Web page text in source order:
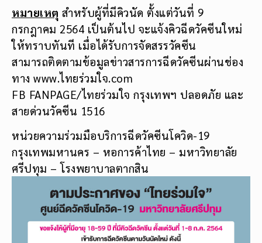
หมายเหตุ สำหรับผู้ที่มีคิวนัด ตั้งแต่วันที่ 9
กรกฎาคม 2564 เป็นต้นไป จะแจ้งคิวฉีดวัคซีนใหม่
ให้ทราบทันที เมื่อได้รับการจัดสรรวัคซีน
สามารถติดตามข้อมูลข่าวสารการฉีดวัคซีนผ่านช่อง
ทาง www.ไทยร่วมใจ.com
FB FANPAGE/ไทยร่วมใจ กรุงเทพฯ ปลอดภัย และ
สายด่วนวัคซีน 1516
หน่วยความร่วมมือบริการฉีดวัคซีนโควิด-19
กรุงเทพมหานคร – หอการค้าไทย – มหาวิทยาลัย
ศรีปทุม – โรงพยาบาลตากสิน